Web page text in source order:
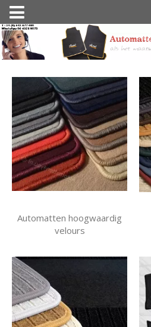
Nav
activeren
door
inhoud
Automatten hoogwaardig
velours